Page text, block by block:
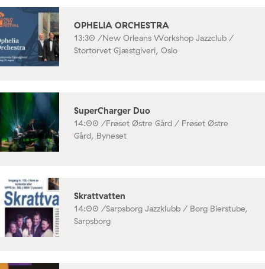
OPHELIA ORCHESTRA
13:30 /New Orleans Workshop Jazzclub /
Stortorvet Gjæstgiveri, Oslo
SuperCharger Duo
14:00 /Frøset Østre Gård / Frøset Østre
Gård, Byneset
Skrattvatten
14:00 /Sarpsborg Jazzklubb / Borg Bierstube,
Sarpsborg